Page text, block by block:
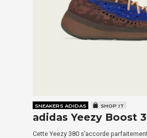
SNEAKERS ADIDAS SHOP IT
adidas Yeezy Boost
Cette Yeezy 380 s’accorde